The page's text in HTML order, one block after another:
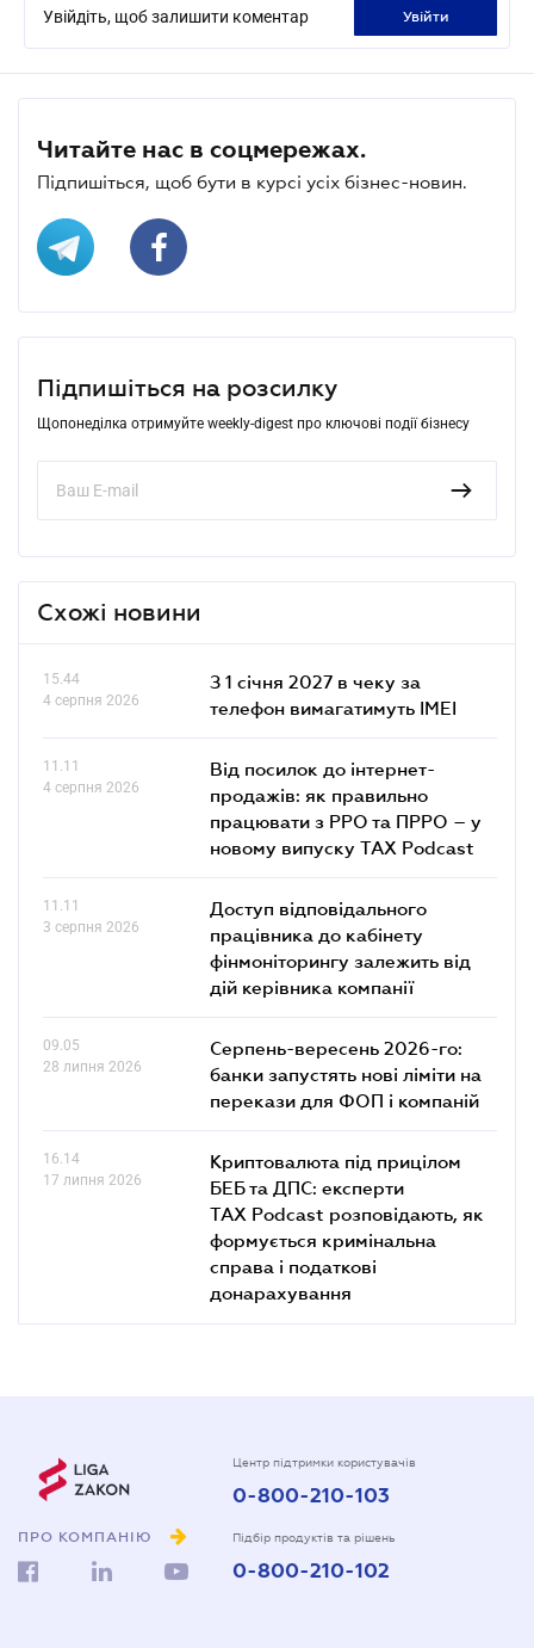
Увійдіть, щоб залишити коментар увійти
Читайте нас в соцмережах.
Підпишіться, щоб бути в курсі усіх бізнес-новин.
Підпишіться на розсилку
Щопонеділка отримуйте weekly-digest про ключові події бізнесу
Схожі новини
15.44
4 серпня 2026
З 1 січня 2027 в чеку за
телефон вимагатимуть IMEI
11.11
4 серпня 2026
Від посилок до інтернет-
продажів: як правильно
працювати з РРО та ПРРО – у
новому випуску TAX Podcast
11.11
3 серпня 2026
Доступ відповідального
працівника до кабінету
фінмоніторингу залежить від
дій керівника компанії
09.05
28 липня 2026
Серпень-вересень 2026-го:
банки запустять нові ліміти на
перекази для ФОП і компаній
16.14
17 липня 2026
Криптовалюта під прицілом
БЕБ та ДПС: експерти
TAX Podcast розповідають, як
формується кримінальна
справа і податкові
донарахування
ПРО КОМПАНІЮ
Центр підтримки користувачів
0-800-210-103
Підбір продуктів та рішень
0-800-210-102